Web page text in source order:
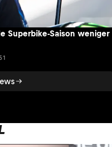
Superbike-Saison weniger